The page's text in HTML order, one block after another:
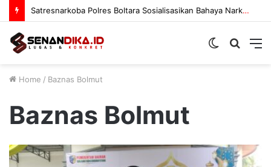
Satresnarkoba Polres Boltara Sosialisasikan Bahaya Narkoba
Search
Switch
Home / Baznas Bolmut
Baznas Bolmut